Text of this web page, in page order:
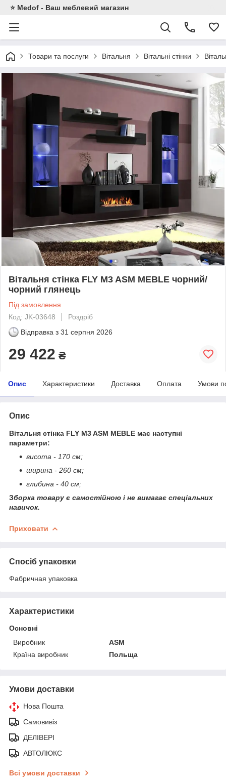
⭐ Medof - Ваш меблевий магазин
Товари та послуги Вітальня Вітальні стінки
Вітальня стінка FLY M3 ASM MEBLE чорний/
чорний глянець
Під замовлення
Код: JK-03648
Роздріб
Відправка з 31 серпня 2026
29 422 ₴
Опис Характеристики Доставка Оплата Умови
Опис
Вітальня стінка FLY M3 ASM MEBLE має наступні
параметри:
висота - 170 см;
ширина - 260 см;
глибина - 40 см;
Зборка товару є самостійною і не вимагає спеціальних
навичок.
Приховати
Спосіб упаковки
Фабричная упаковка
Характеристики
Основні
Виробник
ASM
Країна виробник
Польща
Умови доставки
Нова Пошта
Самовивіз
ДЕЛІВЕРІ
АВТОЛЮКС
Всі умови доставки